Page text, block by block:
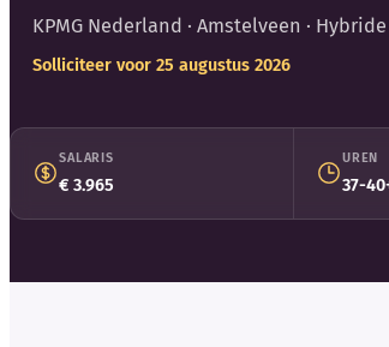
KPMG Nederland · Amstelveen ·
Solliciteer voor 25 augustus 2026
SALARIS
€ 3.965
UREN
37-